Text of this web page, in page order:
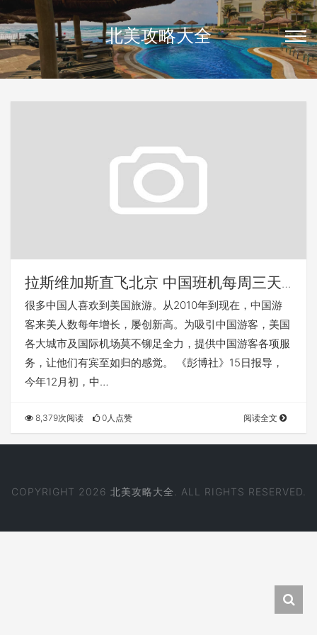
北美攻略大全
拉斯维加斯直飞北京 中国班机每周三天
直航
很多中国人喜欢到美国旅游。从2010年到现在，中国游
客来美人数每年增长，屡创新高。为吸引中国游客，美国
各大城市及国际机场莫不铆足全力，提供中国游客各项服
务，让他们有宾至如归的感觉。 《彭博社》15日报导，
今年12月初，中…
8,379次阅读 0人点赞 阅读全文
COPYRIGHT 2026 北美攻略大全 . ALL RIGHTS RESERVED.